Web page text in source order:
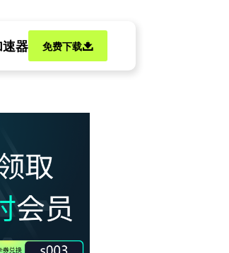
速器 免费下载